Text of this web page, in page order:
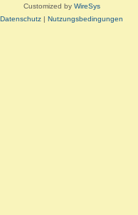
Customized by WireSys
Datenschutz
Nutzungsbedingungen